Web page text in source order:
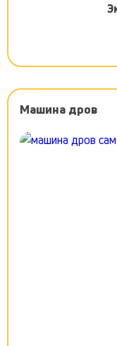
Машина дров